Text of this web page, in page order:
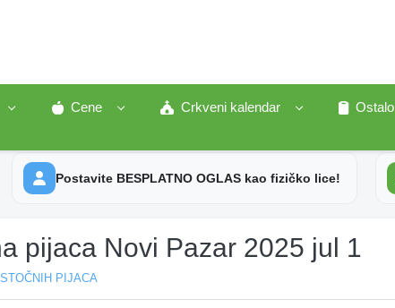
Cene Crkveni kalendar
Ostalo
Postavite BESPLATNO OGLAS kao fizičko lice!
pijaca Novi Pazar 2025 jul 1
PIJACA